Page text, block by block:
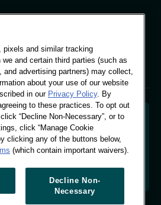
Käuferverhaltens zur Gestaltung
Marke. Umwandlung von
Wachstum zu fördern.
verwalten
and similar tracking
and certain third parties (such as
advertising partners) may collect,
about your use of our website
in our Privacy Policy. By
to these practices. To opt out
“Decline Non-Necessary”, or to
click “Manage Cookie
clicking any of the buttons below,
(which contain important waivers).
Decline Non-
Necessary